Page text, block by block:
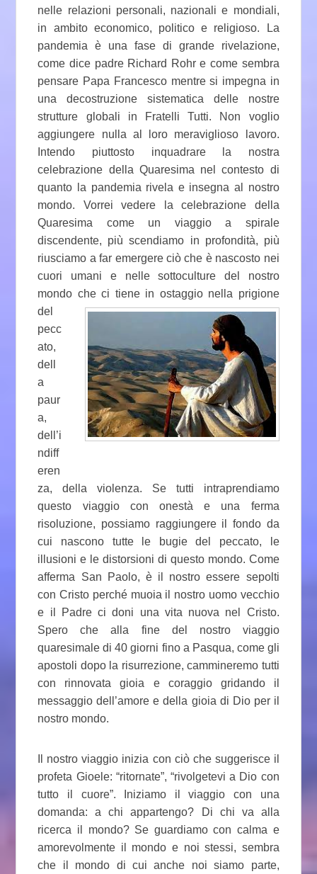
nelle relazioni personali, nazionali e mondiali,
in ambito economico, politico e religioso. La
pandemia è una fase di grande rivelazione,
come dice padre Richard Rohr e come sembra
pensare Papa Francesco mentre si impegna in
una decostruzione sistematica delle nostre
strutture globali in Fratelli Tutti. Non voglio
aggiungere nulla al loro meraviglioso lavoro.
Intendo piuttosto inquadrare la nostra
celebrazione della Quaresima nel contesto di
quanto la pandemia rivela e insegna al nostro
mondo. Vorrei vedere la celebrazione della
Quaresima come un viaggio a spirale
discendente, più scendiamo in profondità, più
riusciamo a far emergere ciò che è nascosto nei
cuori umani e nelle sottoculture del nostro
mondo che ci tiene in ostaggio nella prigione
del
pecc
ato,
dell
a
paur
a,
dell’i
ndiff
eren
za, della violenza. Se tutti intraprendiamo
questo viaggio con onestà e una ferma
risoluzione, possiamo raggiungere il fondo da
cui nascono tutte le bugie del peccato, le
illusioni e le distorsioni di questo mondo. Come
afferma San Paolo, è il nostro essere sepolti
con Cristo perché muoia il nostro uomo vecchio
e il Padre ci doni una vita nuova nel Cristo.
Spero che alla fine del nostro viaggio
quaresimale di 40 giorni fino a Pasqua, come gli
apostoli dopo la risurrezione, cammineremo tutti
con rinnovata gioia e coraggio gridando il
messaggio dell’amore e della gioia di Dio per il
nostro mondo.
Il nostro viaggio inizia con ciò che suggerisce il
profeta Gioele: “ritornate”, “rivolgetevi a Dio con
tutto il cuore”. Iniziamo il viaggio con una
domanda: a chi appartengo? Di chi va alla
ricerca il mondo? Se guardiamo con calma e
amorevolmente il mondo e noi stessi, sembra
che il mondo di cui anche noi siamo parte,